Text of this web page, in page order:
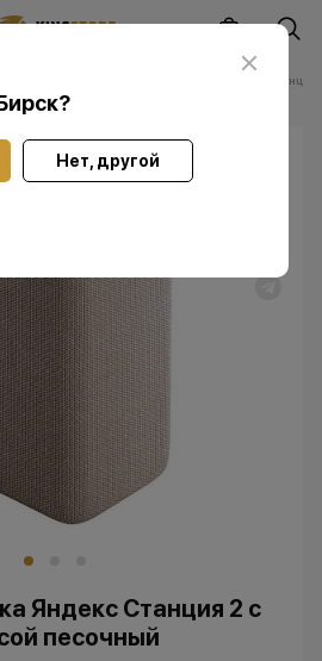
?
Нет, другой
Умная колонка Яндекс
Яндекс Станция 2 с
песочный